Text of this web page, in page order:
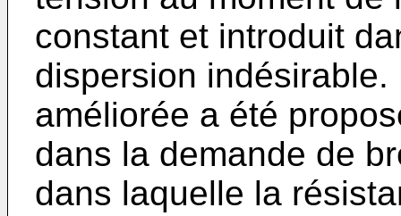
constant et introduit
dispersion
améliorée a été
dans la demande de
dans laquelle la